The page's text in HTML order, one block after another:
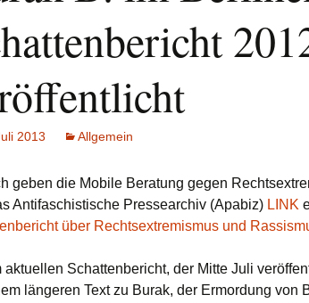
2013 Allgemein
geben die Mobile Beratung gegen
Antifaschistische Pressearchiv (Apabiz) LINK
über Rechtsextremismus und
aktuellen Schattenbericht, der Mitte Juli
längeren Text zu Burak, der Ermordung von